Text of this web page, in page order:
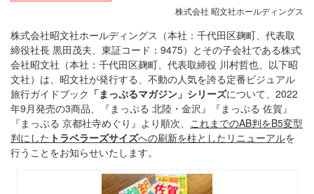
株式会社 昭文社ホールディングス
株式会社昭文社ホールディングス（本社：千代田区麹町、代表取
締役社長 黒田茂夫、東証コード：9475）とその子会社である株式
会社昭文社（本社：千代田区麹町、代表取締役 川村哲也、以下昭
文社）は、昭文社が発行する、不動の人気を誇る定番ビジュアル
旅行ガイドブック 「まっぷるマガジン」シリーズについて、2022
年9月発売の3商品、『まっぷる 北陸・金沢』『まっぷる 佐賀』
『まっぷる 京都社寺めぐり』より順次、 これまでのAB判をB5変型
判にした トラベラーズサイズへの刷新を柱としたリニューアルを
行うことをお知らせいたします。